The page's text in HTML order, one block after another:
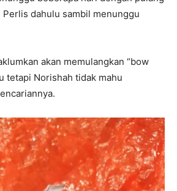
dahulu sambil menunggu
akan memulangkan “bow
tetapi Norishah tidak mahu